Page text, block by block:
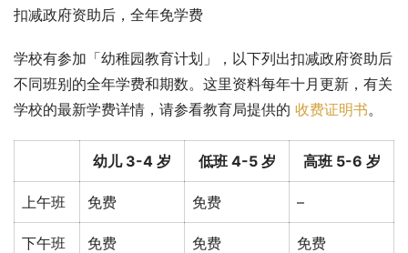
扣减政府资助后，全年免学费
学校有参加「幼稚园教育计划」，以下列出扣减政府资助后
不同班别的全年学费和期数。这里资料每年十月更新，有关
学校的最新学费详情，请参看教育局提供的 收费证明书。
幼儿 3-4 岁 低班 4-5 岁 高班 5-6 岁
上午班 免费 免费 –
下午班 免费 免费 免费